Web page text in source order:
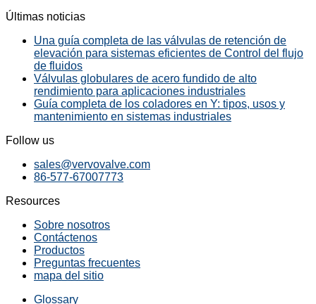
Últimas noticias
Una guía completa de las válvulas de retención de
elevación para sistemas eficientes de Control del flujo
de fluidos
Válvulas globulares de acero fundido de alto
rendimiento para aplicaciones industriales
Guía completa de los coladores en Y: tipos, usos y
mantenimiento en sistemas industriales
Follow us
sales@vervovalve.com
86-577-67007773
Resources
Sobre nosotros
Contáctenos
Productos
Preguntas frecuentes
mapa del sitio
Glossary